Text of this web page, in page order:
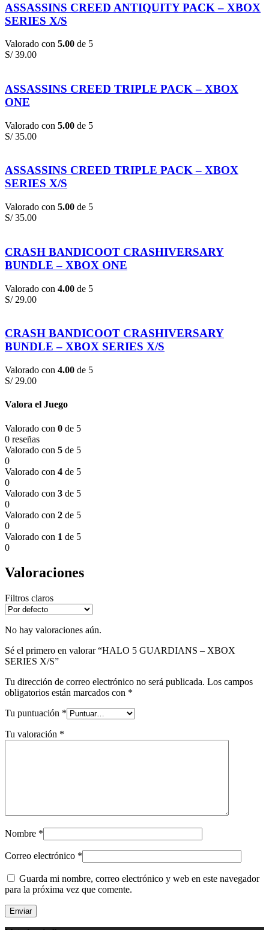
ASSASSINS CREED ANTIQUITY PACK – XBOX
SERIES X/S
Valorado con 5.00 de 5
S/39.00
ASSASSINS CREED TRIPLE PACK – XBOX
ONE
Valorado con 5.00 de 5
S/35.00
ASSASSINS CREED TRIPLE PACK – XBOX
SERIES X/S
Valorado con 5.00 de 5
S/35.00
CRASH BANDICOOT CRASHIVERSARY
BUNDLE – XBOX ONE
Valorado con 4.00 de 5
S/29.00
CRASH BANDICOOT CRASHIVERSARY
BUNDLE – XBOX SERIES X/S
Valorado con 4.00 de 5
S/29.00
Valora el Juego
Valorado con 0 de 5
0 reseñas
Valorado con 5 de 5
0
Valorado con 4 de 5
0
Valorado con 3 de 5
0
Valorado con 2 de 5
0
Valorado con 1 de 5
0
Valoraciones
Filtros claros
No hay valoraciones aún.
Sé el primero en valorar “HALO 5 GUARDIANS – XBOX
SERIES X/S”
Tu dirección de correo electrónico no será publicada. Los campos
obligatorios están marcados con *
Tu puntuación *
Tu valoración *
Nombre *
Correo electrónico *
Guarda mi nombre, correo electrónico y web en este navegador
para la próxima vez que comente.